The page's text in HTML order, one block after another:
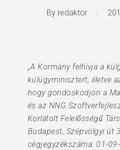
By redaktor
„A Kormány felhívja a
külügyminisztert, illetve
hogy gondoskodjon a
és az NNG
Korlátolt Felelősségű
Budapest, Szépvölgyi út
cégjegyzékszáma: 01-